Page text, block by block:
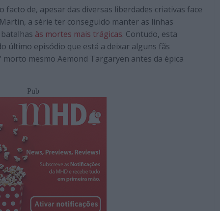
facto de, apesar das diversas liberdades criativas face
a série ter conseguido manter as linhas
às mortes mais trágicas. Contudo, esta
último episódio que está a deixar alguns fãs
mesmo Aemond Targaryen antes da épica
Pub